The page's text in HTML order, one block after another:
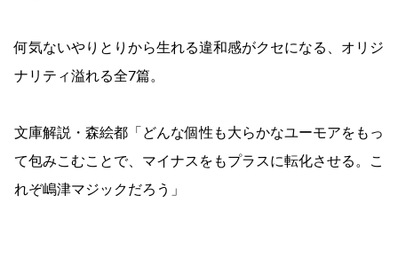
何気ないやりとりから生れる違和感がクセになる、オリジ
ナリティ溢れる全7篇。
文庫解説・森絵都「どんな個性も大らかなユーモアをもっ
て包みこむことで、マイナスをもプラスに転化させる。こ
れぞ嶋津マジックだろう」